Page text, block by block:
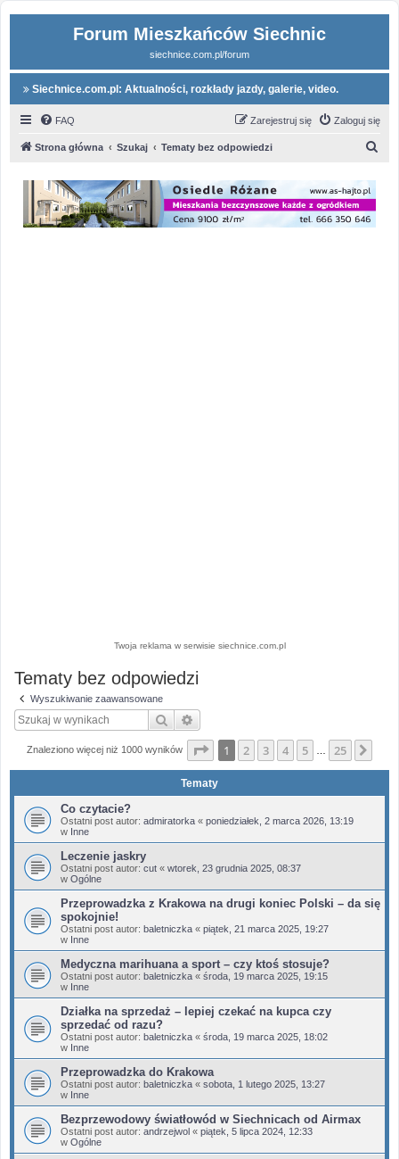
Forum Mieszkańców Siechnic
siechnice.com.pl/forum
Siechnice.com.pl: Aktualności, rozkłady jazdy, galerie, video.
FAQ Zaloguj się
Zarejestruj się
Strona główna Szukaj Tematy bez odpowiedzi
Twoja reklama w serwisie siechnice.com.pl
Tematy bez odpowiedzi
Wyszukiwanie zaawansowane
Szukaj
Znaleziono więcej niż 1000 wyników Strona z25
1 2 3 4 5 25
Tematy
Co czytacie?
Ostatni post autor: admiratorka « poniedziałek, 2 marca 2026, 13:19
w Inne
Leczenie jaskry
Ostatni post autor: cut « wtorek, 23 grudnia 2025, 08:37
w Ogólne
Przeprowadzka z Krakowa na drugi koniec Polski – da się
spokojnie!
Ostatni post autor: baletniczka « piątek, 21 marca 2025, 19:27
w Inne
Medyczna marihuana a sport – czy ktoś stosuje?
Ostatni post autor: baletniczka « środa, 19 marca 2025, 19:15
w Inne
Działka na sprzedaż – lepiej czekać na kupca czy
sprzedać od razu?
Ostatni post autor: baletniczka « środa, 19 marca 2025, 18:02
w Inne
Przeprowadzka do Krakowa
Ostatni post autor: baletniczka « sobota, 1 lutego 2025, 13:27
w Inne
Bezprzewodowy światłowód w Siechnicach od Airmax
Ostatni post autor: andrzejwol « piątek, 5 lipca 2024, 12:33
w Ogólne